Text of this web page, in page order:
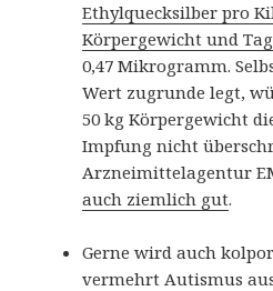
Ethylquecksilber pro
Körpergewicht und Tag
0,47 Mikrogramm.
Wert zugrunde legt,
50 kg Körpergewicht
Impfung nicht
Arzneimittelagentur
auch ziemlich gut.
Gerne wird auch
vermehrt Autismus